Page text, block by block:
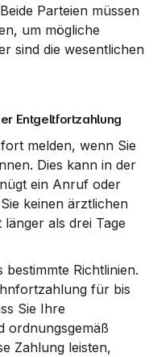
Parteien müssen
um mögliche
sind die wesentlichen
Entgeltfortzahlung
melden, wenn Sie
Dies kann in der
ein Anruf oder
keinen ärztlichen
als drei Tage
Richtlinien.
für bis
Sie Ihre
ordnungsgemäß
Zahlung leisten,